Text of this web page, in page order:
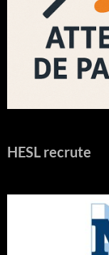
HESL recrute